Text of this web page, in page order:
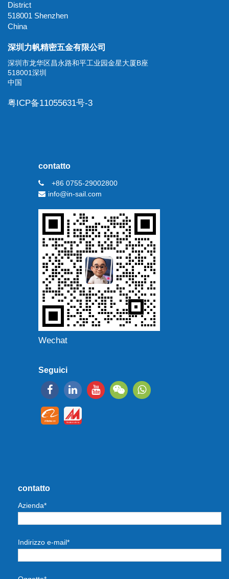
District
518001 Shenzhen
China
深圳力帆精密五金有限公司
深圳市龙华区昌永路和平工业园金星大厦B座
518001深圳
中国
粤ICP备11055631号-3
contatto
+86 0755-29002800
info@in-sail.com
Wechat
Seguici
contatto
Azienda*
Indirizzo e-mail*